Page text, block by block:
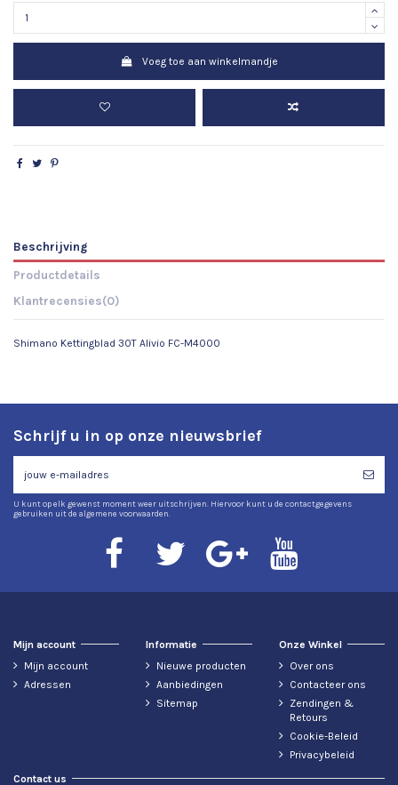
Voeg toe aan winkelmandje
Beschrijving
Productdetails
Klantrecensies(0)
Shimano Kettingblad 30T Alivio FC-M4000
Schrijf u in op onze nieuwsbrief
U kunt op elk gewenst moment weer uitschrijven. Hiervoor kunt u de contactgegevens
gebruiken uit de algemene voorwaarden.
Mijn account
Mijn account
Adressen
Informatie
Nieuwe producten
Aanbiedingen
Sitemap
Onze Winkel
Over ons
Contacteer ons
Zendingen &
Retours
Cookie-Beleid
Privacybeleid
Contact us